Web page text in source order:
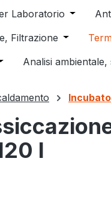
Laboratorio Open or
Filtrazione Open or
or close the
Analisi
l